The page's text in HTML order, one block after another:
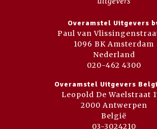
Overamstel Uitgevers
Paul van
1096 BK Amsterdam
Nederland
020-462 4300
Overamstel Uitgevers
Leopold De Waelstraat
2000 Antwerpen
België
03-3024210